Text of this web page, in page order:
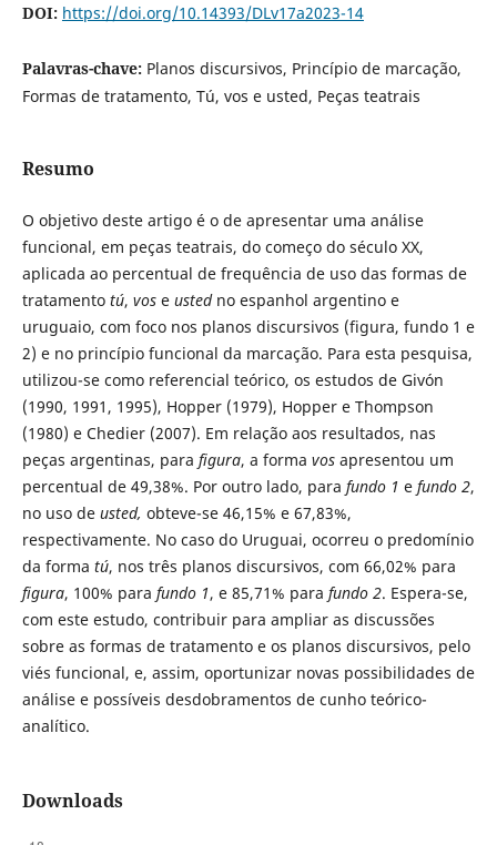
DOI: https://doi.org/10.14393/DLv17a2023-14
Palavras-chave: Planos discursivos, Princípio de marcação,
Formas de tratamento, Tú, vos e usted, Peças teatrais
Resumo
O objetivo deste artigo é o de apresentar uma análise
funcional, em peças teatrais, do começo do século XX,
aplicada ao percentual de frequência de uso das formas de
tratamento tú, vose ustedno espanhol argentino e
uruguaio, com foco nos planos discursivos (figura, fundo 1 e
2) e no princípio funcional da marcação. Para esta pesquisa,
utilizou-se como referencial teórico, os estudos de Givón
(1990, 1991, 1995), Hopper (1979), Hopper e Thompson
(1980) e Chedier (2007). Em relação aos resultados, nas
peças argentinas, para figura, a forma vosapresentou um
percentual de 49,38%. Por outro lado, para fundo 1 e fundo 2,
no uso de usted, obteve-se 46,15% e 67,83%,
respectivamente. No caso do Uruguai, ocorreu o predomínio
da forma tú, nos três planos discursivos, com 66,02% para
figura, 100% para fundo 1, e 85,71% para fundo 2. Espera-se,
com este estudo, contribuir para ampliar as discussões
sobre as formas de tratamento e os planos discursivos, pelo
viés funcional, e, assim, oportunizar novas possibilidades de
análise e possíveis desdobramentos de cunho teórico-
analítico.
Downloads